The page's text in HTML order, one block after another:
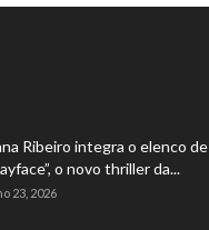
Ribeiro integra o elenco de
o novo thriller da...
23, 2026